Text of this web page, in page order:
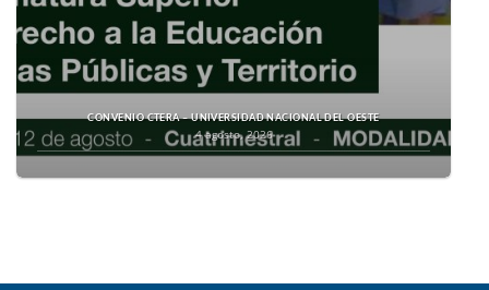
CONVENIO CTERA – UNIVERSIDAD NACIONAL DEL OESTE
4 agosto, 2026